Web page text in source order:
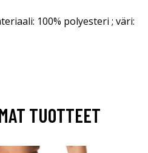
100% polyesteri ; väri:
TUOTTEET